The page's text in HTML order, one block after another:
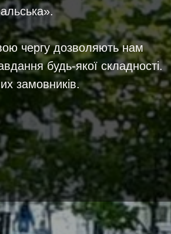
чергу дозволяють нам
будь-якої складності.
замовників.